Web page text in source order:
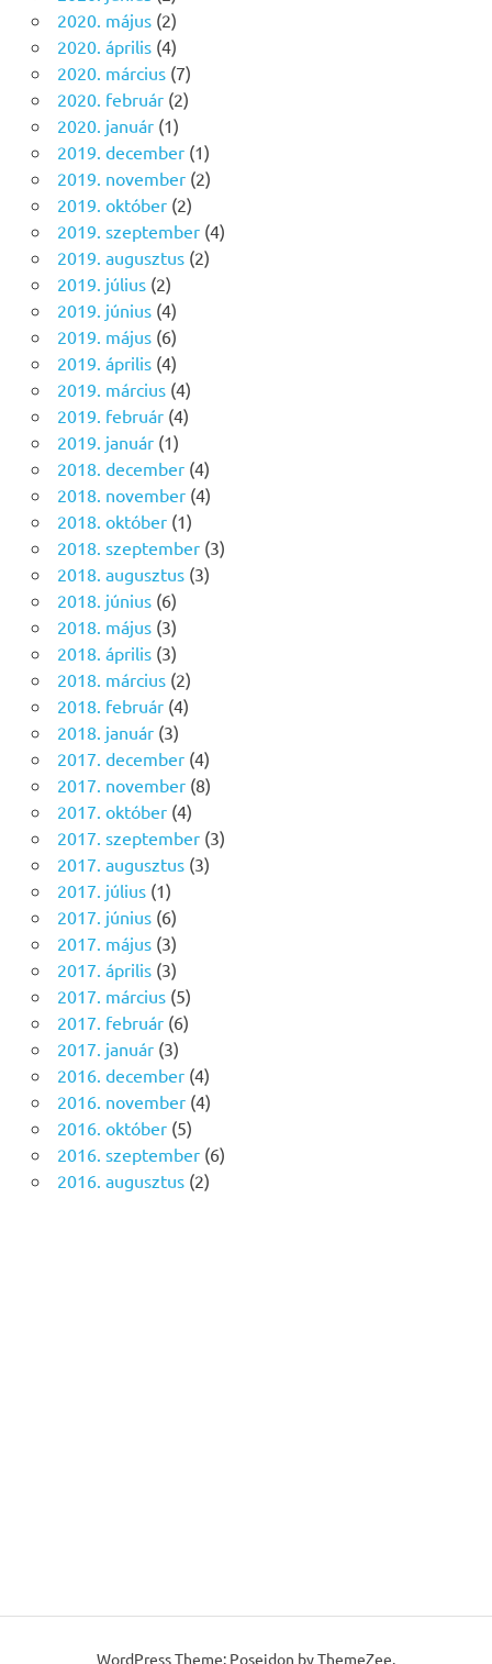
2020. május(2)
2020. április(4)
2020. március(7)
2020. február(2)
2020. január(1)
2019. december(1)
2019. november(2)
2019. október(2)
2019. szeptember(4)
2019. augusztus(2)
2019. július(2)
2019. június(4)
2019. május(6)
2019. április(4)
2019. március(4)
2019. február(4)
2019. január(1)
2018. december(4)
2018. november(4)
2018. október(1)
2018. szeptember(3)
2018. augusztus(3)
2018. június(6)
2018. május(3)
2018. április(3)
2018. március(2)
2018. február(4)
2018. január(3)
2017. december(4)
2017. november(8)
2017. október(4)
2017. szeptember(3)
2017. augusztus(3)
2017. július(1)
2017. június(6)
2017. május(3)
2017. április(3)
2017. március(5)
2017. február(6)
2017. január(3)
2016. december(4)
2016. november(4)
2016. október(5)
2016. szeptember(6)
2016. augusztus(2)
WordPress Theme: Poseidon by ThemeZee.